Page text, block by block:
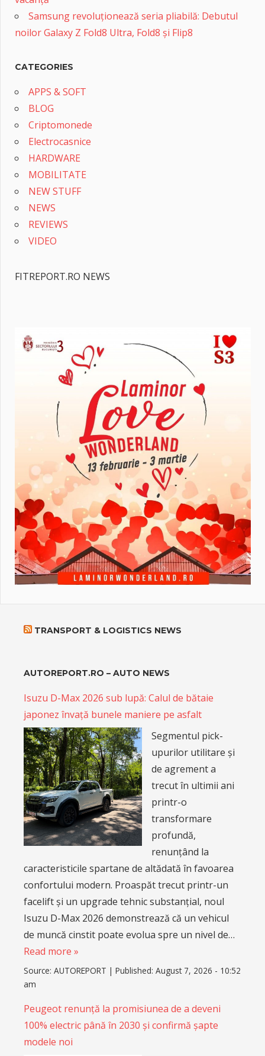
Samsung revoluționează seria pliabilă: Debutul
noilor Galaxy Z Fold8 Ultra, Fold8 și Flip8
CATEGORIES
APPS & SOFT
BLOG
Criptomonede
Electrocasnice
HARDWARE
MOBILITATE
NEW STUFF
NEWS
REVIEWS
VIDEO
FITREPORT.RO NEWS
TRANSPORT & LOGISTICS NEWS
AUTOREPORT.RO – AUTO NEWS
Isuzu D-Max 2026 sub lupă: Calul de bătaie
japonez învață bunele maniere pe asfalt
Segmentul pick-
upurilor utilitare și
de agrement a
trecut în ultimii ani
printr-o
transformare
profundă,
renunțând la
caracteristicile spartane de altădată în favoarea
confortului modern. Proaspăt trecut printr-un
facelift și un upgrade tehnic substanțial, noul
Isuzu D-Max 2026 demonstrează că un vehicul
de muncă cinstit poate evolua spre un nivel de…
Read more »
Source: AUTOREPORT | Published: August 7, 2026 - 10:52
am
Peugeot renunță la promisiunea de a deveni
100% electric până în 2030 și confirmă șapte
modele noi